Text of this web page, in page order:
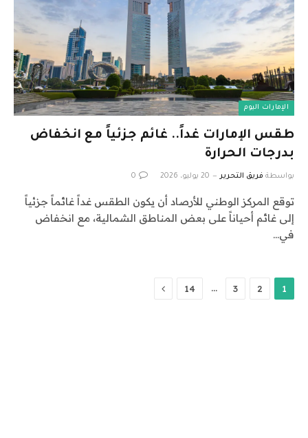
الإمارات اليوم
طقس الإمارات غداً.. غائم جزئياً مع انخفاض
بدرجات الحرارة
بواسطة فريق التحرير 20 يوليو، 2026 0
توقع المركز الوطني للأرصاد أن يكون الطقس غداً غائماً جزئياً
إلى غائم أحياناً على بعض المناطق الشمالية، مع انخفاض
في…
1
2
3
…
14 التالي